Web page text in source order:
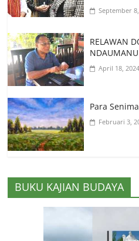
September
RELAWAN
April 18, 2024
Para
Februari 3,
BUKU KAJIAN BUDAYA